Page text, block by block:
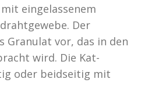
eingelassenem
Der
Granulat vor, das in den
wird. Die Kat-
oder beidseitig mit